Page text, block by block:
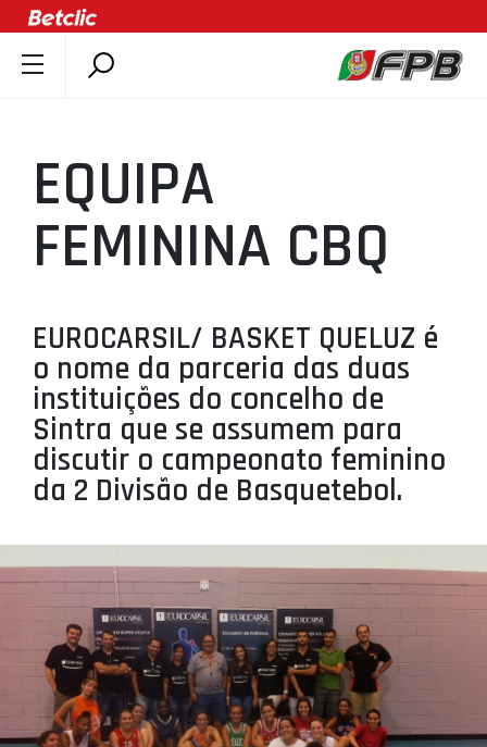
ÚLTIMAS
COMPETIÇÕES
ASSOCIAÇÕES
AGENTES
AGENDA
SELEÇÕES
MINIBASQUETE
ÁREA TÉCNICA
LIGA BETCLIC MASCULINA
LIGA BETCLIC FEMININA
EQUIPA
FEMININA CBQ
EUROCARSIL/ BASKET QUELUZ é
o nome da parceria das duas
instituições do concelho de
Sintra que se assumem para
discutir o campeonato feminino
da 2 Divisão de Basquetebol.